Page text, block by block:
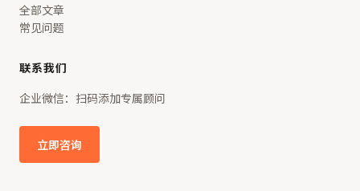
全部文章
常见问题
联系我们
企业微信：扫码添加专属顾问
立即咨询